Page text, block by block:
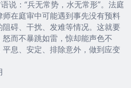
：“兵无常势，水无常形”。法庭
在庭审中可能遇到事先没有预料
碍、干扰、发难等情况。这就要
而不暴跳如雷，惊却能声色不
息、安定、排除意外，做到应变